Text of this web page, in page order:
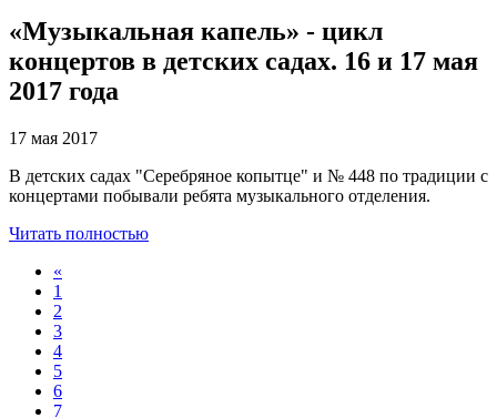
«Музыкальная капель» - цикл
концертов в детских садах. 16 и 17 мая
2017 года
17 мая 2017
В детских садах "Серебряное копытце" и № 448 по традиции с
концертами побывали ребята музыкального отделения.
Читать полностью
«
1
2
3
4
5
6
7